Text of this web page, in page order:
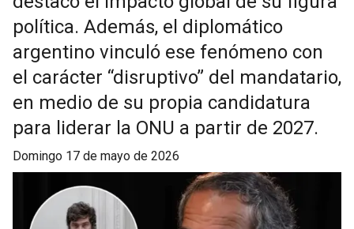
política. Además, el diplomático
argentino vinculó ese fenómeno con
el carácter “disruptivo” del mandatario,
en medio de su propia candidatura
para liderar la ONU a partir de 2027.
domingo 17 de mayo de 2026